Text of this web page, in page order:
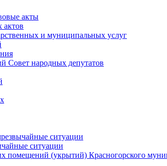
акты
актов
и муниципальных услуг
Совет народных депутатов
ситуации
ситуации
помещений (укрытий) Красногорского